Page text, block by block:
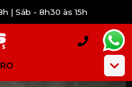
| Sáb - 8h30 às 15h